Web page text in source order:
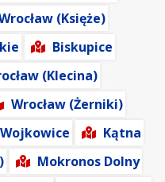
(Księże)
Biskupice
(Klecina)
Wrocław (Żerniki)
Wojkowice
Kątna
Mokronos Dolny